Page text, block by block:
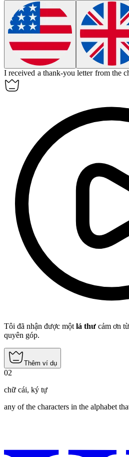
I received a thank-youletter from the
Tôi đã nhận được một lá thư cảm ơn
quyên góp.
Thêm ví dụ
02
chữ cái, ký tự
any of the characters in the alphabet